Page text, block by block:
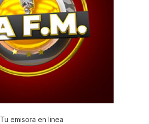
Tu emisora en linea